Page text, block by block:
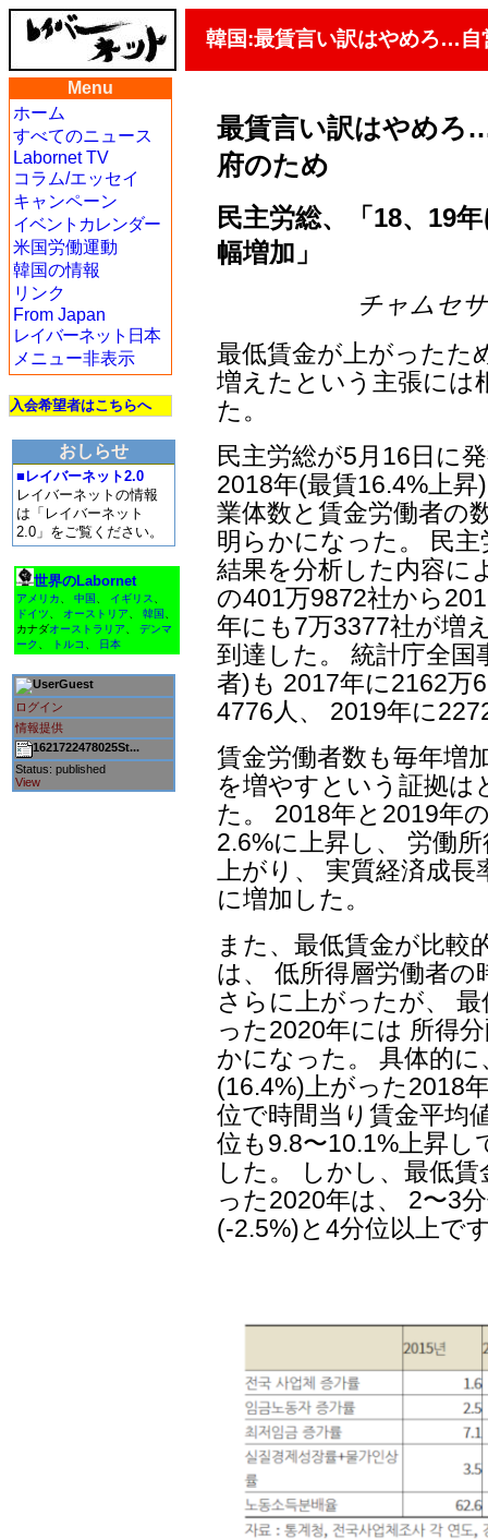
韓国:最賃言い訳はやめろ…自
Menu
ホーム
すべてのニュース
Labornet TV
コラム/エッセイ
キャンペーン
イベントカレンダー
米国労働運動
韓国の情報
リンク
From Japan
レイバーネット日本
メニュー非表示
入会希望者はこちらへ
おしらせ
■レイバーネット2.0
レイバーネットの情報
は「レイバーネット
2.0」をご覧ください。
世界のLabornet
アメリカ 中国 イギリス
ドイツ
オーストリア 韓国
カナダオーストラリア
デンマ
ーク
トルコ 日本
Guest
ログイン
情報提供
1621722478025St...
Status: published
View
最賃言い訳はやめろ
府のため
民主労総、「18、19
幅増加」
チャムセ
最低賃金が上がったた
増えたという主張には
た。
民主労総が5月16日に
2018年(最賃16.4%上
業体数と賃金労働者の
明らかになった。 民
結果を分析した内容に
の401万9872社から
年にも7万3377社が増
到達した。 統計庁全国
者)も 2017年に2162万
4776人、 2019年に
賃金労働者数も毎年増
を増やすという証拠
た。 2018年と2019年
2.6%に上昇し、 労働
上がり、 実質経済成
に増加した。
また、最低賃金が比較
は、 低所得層労働者
さらに上がったが、
った2020年には 所得
かになった。 具体的
(16.4%)上がった2018
位で時間当り賃金平均
位も9.8〜10.1%上昇し
した。 しかし、最低
った2020年は、 2〜3
(-2.5%)と4分位以上で